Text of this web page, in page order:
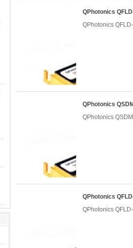
QPhotonics
QPhotonics
QPhotonics
QPhotonics
QPhotonics
QPhotonics